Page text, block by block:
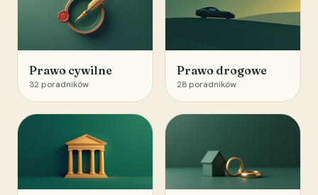
Prawo cywilne
32 poradników
Prawo drogowe
28 poradników